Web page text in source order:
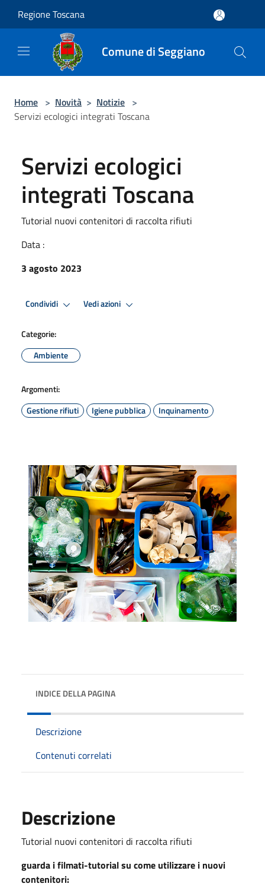
Regione Toscana
Comune di Seggiano
Home > Novità > Notizie >
Servizi ecologici integrati Toscana
Servizi ecologici
integrati Toscana
Tutorial nuovi contenitori di raccolta rifiuti
Data :
3 agosto 2023
Condividi Vedi azioni
Categorie:
Ambiente
Argomenti:
Gestione rifiuti
Igiene pubblica Inquinamento
INDICE DELLA PAGINA
Descrizione
Contenuti correlati
Descrizione
Tutorial nuovi contenitori di raccolta rifiuti
guarda i filmati-tutorial su come utilizzare i nuovi
contenitori: